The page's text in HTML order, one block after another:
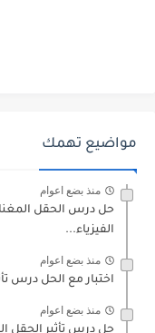
مواضيع تهمك
منذ بضع اعوام
حل درس الحقل
الفيزياء...
منذ بضع اعوام
اختبار مع الحل درس
منذ بضع اعوام
حل درس تأثير الحقل